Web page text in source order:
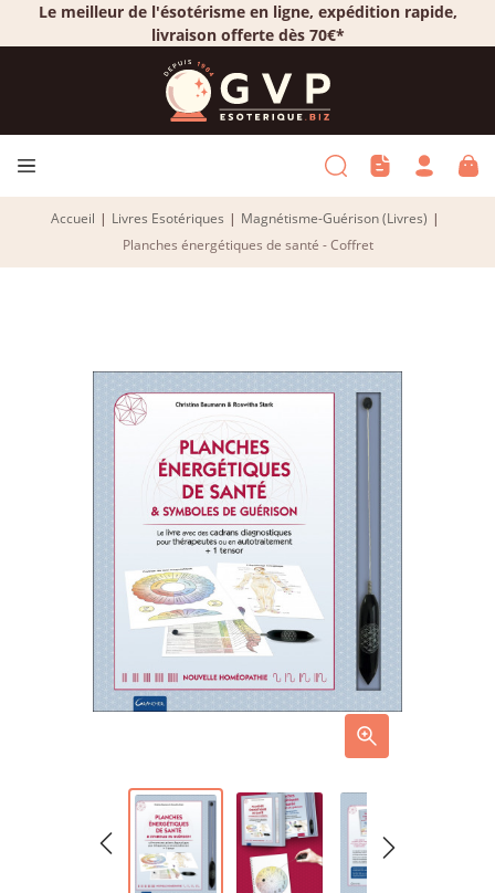
Le meilleur de l'ésotérisme en ligne, expédition rapide,
livraison offerte dès 70€*
Accueil | Livres Esotériques | Magnétisme-Guérison (Livres) |
Planches énergétiques de santé - Coffret